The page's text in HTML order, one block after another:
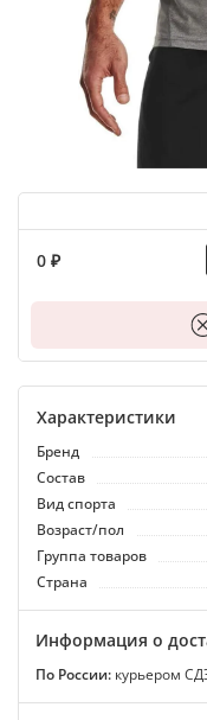
0 ₽
Характеристики
Бренд
Состав
Вид спорта
Возраст/пол
Группа товаров
Страна
Информация о
По России: курьером